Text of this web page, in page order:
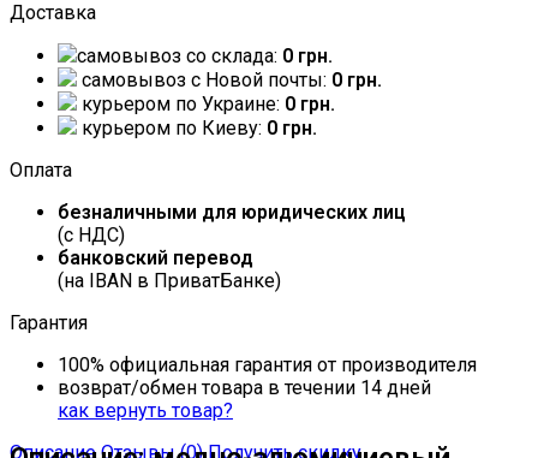
Доставка
самовывоз со склада: 0 грн.
самовывоз c Новой почты: 0 грн.
курьером по Украине: 0 грн.
курьером по Киеву: 0 грн.
Оплата
безналичными для юридических лиц
(с НДС)
банковский перевод
(на IBAN в ПриватБанке)
Гарантия
100% официальная гарантия от производителя
возврат/обмен товара в течении 14 дней
как вернуть товар?
Описание Отзывы (0) Получить скидку